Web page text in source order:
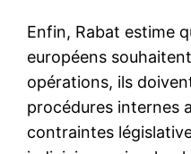
Opération « Bouclier de Juda
» : Israël et les États-Unis
frappent l’Iran
28 February 2026
In "Moyen-Orient"